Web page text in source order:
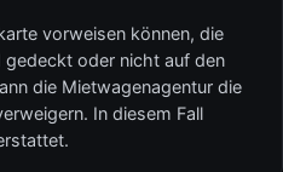
vorweisen können, die
gedeckt oder nicht auf den
die Mietwagenagentur die
In diesem Fall